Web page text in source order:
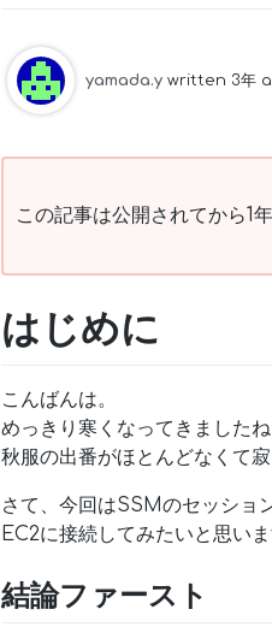
yamada.y written 3年
この記事は公開されてから1
はじめに
こんばんは。
めっきり寒くなってきましたね
秋服の出番がほとんどなくて寂
さて、今回はSSMのセッショ
EC2に接続してみたいと思いま
結論ファースト